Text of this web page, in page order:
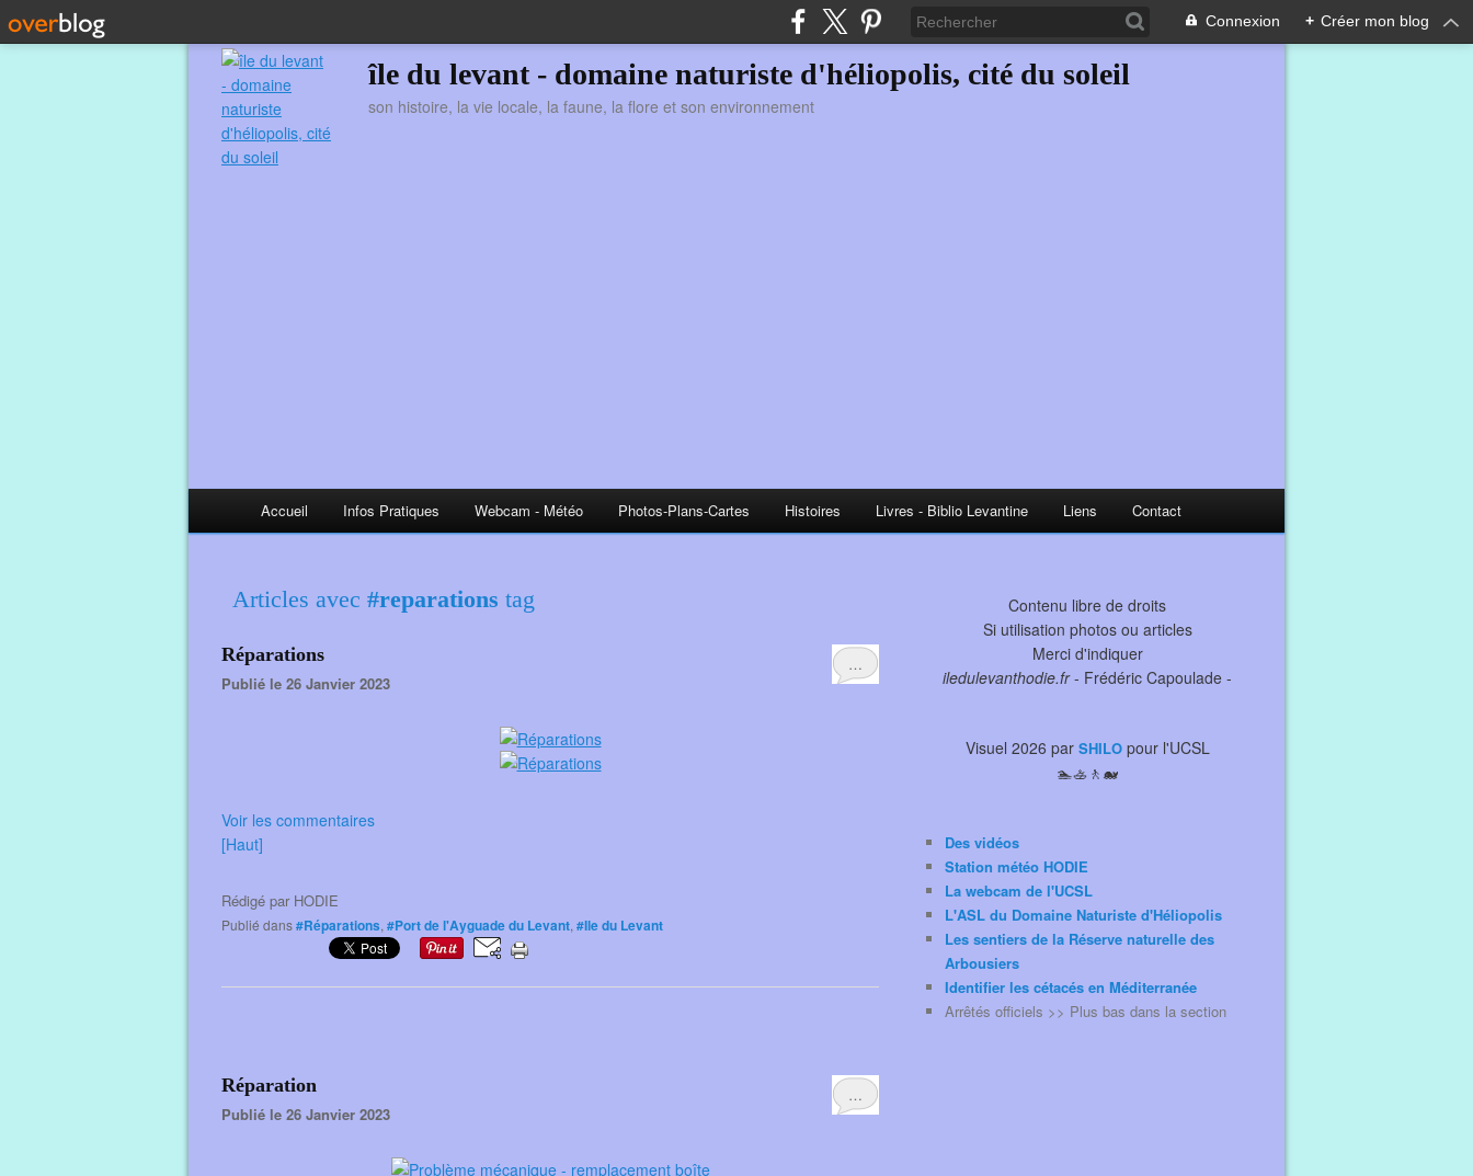
Connexion + Créer mon blog
île du levant - domaine naturiste d'héliopolis, cité du soleil
son histoire, la vie locale, la faune, la flore et son environnement
Accueil Infos Pratiques Webcam - Météo Photos-Plans-Cartes Histoires Livres - Biblio Levantine Liens Contact
Articles avec #reparations tag
…
Réparations
Publié le 26 Janvier 2023
Voir les commentaires
[Haut]
Rédigé par HODIE
Publié dans#Réparations, #Port de l'Ayguade du Levant, #Ile du Levant
…
Réparation
Publié le 26 Janvier 2023
Contenu libre de droits
Si utilisation photos ou articles
Merci d'indiquer
iledulevanthodie.fr- Frédéric Capoulade -
Visuel 2026 par SHILOpour l'UCSL
🏊🚣🚶🐋
Des vidéos
Station météo HODIE
La webcam de l'UCSL
L'ASL du Domaine Naturiste d'Héliopolis
Les sentiers de la Réserve naturelle des
Arbousiers
Identifier les cétacés en Méditerranée
Arrêtés officiels >> Plus bas dans la section